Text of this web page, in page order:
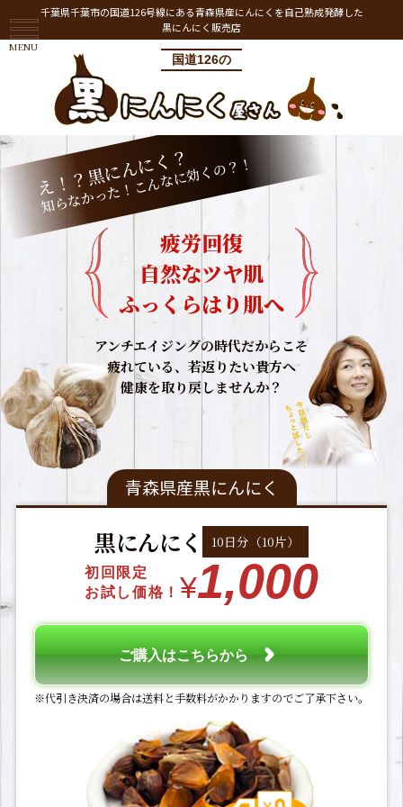
MENU
千葉県千葉市の国道126号線にある青森県産にんにくを自己熟成発酵した
黒にんにく販売店
国道126の
え！？黒にんにく？
知らなかった！こんなに効くの？！
疲労回復
自然なツヤ肌
ふっくらはり肌へ
アンチエイジングの時代だからこそ
疲れている、若返りたい貴方へ
健康を取り戻しませんか？
青森県産黒にんにく
黒にんにく 10日分（10片）
初回限定
お試し価格！ ¥1,000
ご購入はこちらから
※代引き決済の場合は送料と手数料がかかりますのでご了承下さい。